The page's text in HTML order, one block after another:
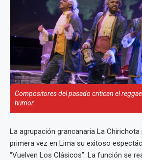
Compositores del pasado critican el
humor.
La agrupación grancanaria La
primera vez en Lima su exitoso
“Vuelven Los Clásicos”. La función se